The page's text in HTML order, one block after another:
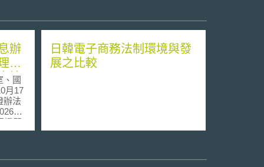
辦
總
境
、國
月17
辦法
年
證即
使用
日韓電子商務法制環境與發
展之比較